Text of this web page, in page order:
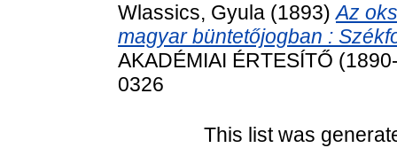
Wlassics, Gyula (1893)Az
magyar büntetőjogban :
AKADÉMIAI ÉRTESÍTŐ
0326
This list was